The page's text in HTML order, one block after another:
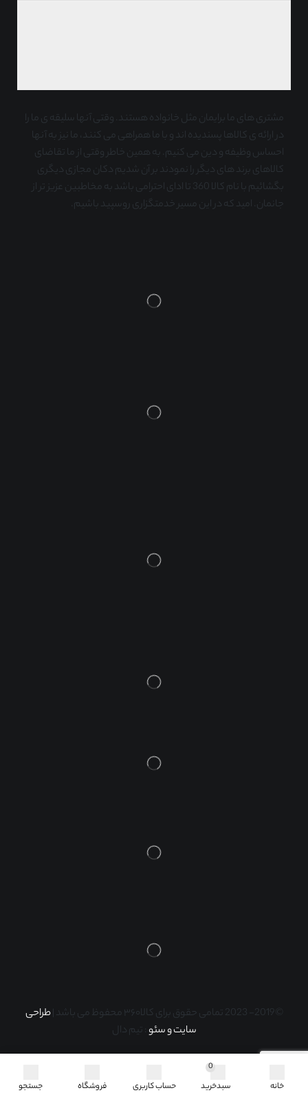
مشتری های ما برایمان مثل خانواده هستند. وقتی آنها سلیقه ی ما را
در ارائه ی کالاها پسندیده اند و با ما همراهی می کنند، ما نیز به آنها
احساس وظیفه و دین می کنیم. به همین خاطر وقتی از ما تقاضای
کالاهای برند های دیگر را نمودند بر آن شدیم دکان مجازی دیگری
بگشائیم با نام کالا 360 تا ادای احترامی باشد به مخاطبین عزیز تر از
جانمان. امید که در این مسیر خدمتگزاری روسپید باشیم.
©2019- 2023 تمامی حقوق برای کالا۳۶۰ محفوظ می باشد |
طراحی
سایت و سئو : تیم دال
خانه
0
سبدخرید حساب کاربری فروشگاه جستجو